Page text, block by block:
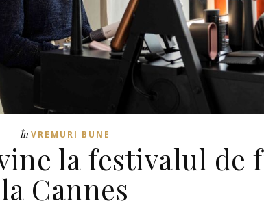
În VREMURI BUNE
la festivalul de
la Cannes